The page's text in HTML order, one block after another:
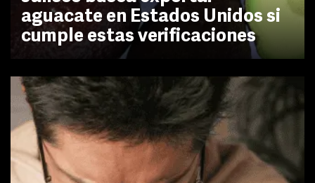
aguacate en Estados Unidos si
cumple estas verificaciones